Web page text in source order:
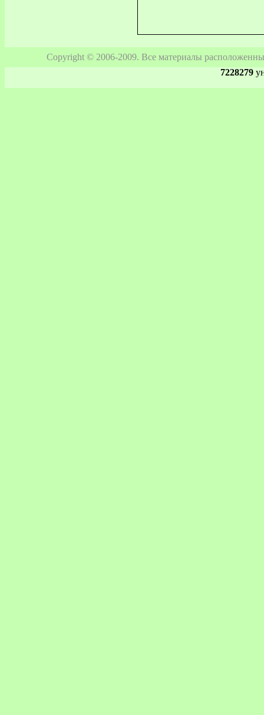
Copyright © 2006-2009. Все материалы
7228279